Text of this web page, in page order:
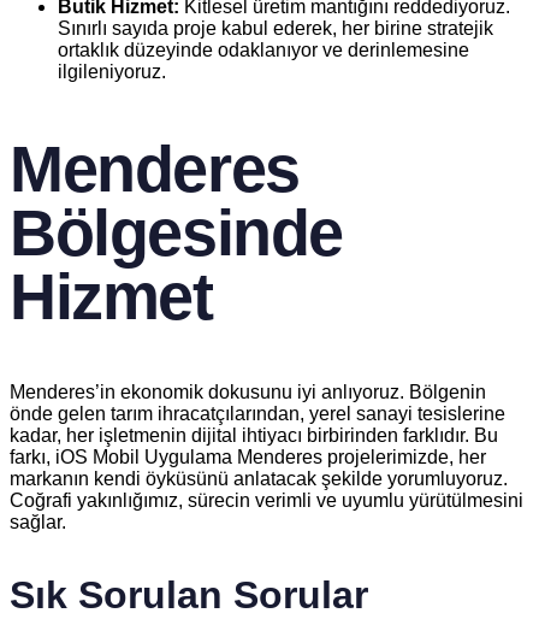
Butik Hizmet: Kitlesel üretim mantığını reddediyoruz.
Sınırlı sayıda proje kabul ederek, her birine stratejik
ortaklık düzeyinde odaklanıyor ve derinlemesine
ilgileniyoruz.
Menderes
Bölgesinde
Hizmet
Menderes’in ekonomik dokusunu iyi anlıyoruz. Bölgenin
önde gelen tarım ihracatçılarından, yerel sanayi tesislerine
kadar, her işletmenin dijital ihtiyacı birbirinden farklıdır. Bu
farkı, iOS Mobil Uygulama Menderes projelerimizde, her
markanın kendi öyküsünü anlatacak şekilde yorumluyoruz.
Coğrafi yakınlığımız, sürecin verimli ve uyumlu yürütülmesini
sağlar.
Sık Sorulan Sorular